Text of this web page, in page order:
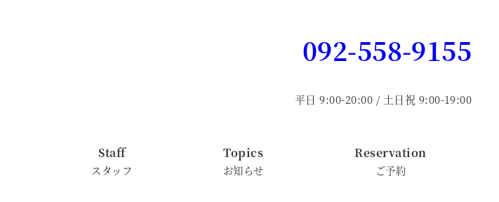
092-558-9155
平日 9:00-20:00 / 土日祝 9:00-19:00
Staff
スタッフ
Topics
お知らせ
Reservation
ご予約